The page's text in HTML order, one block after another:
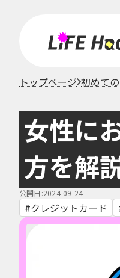
トップページ 初めて
女性に
方を解
公開日:2024-09-24
クレジットカード